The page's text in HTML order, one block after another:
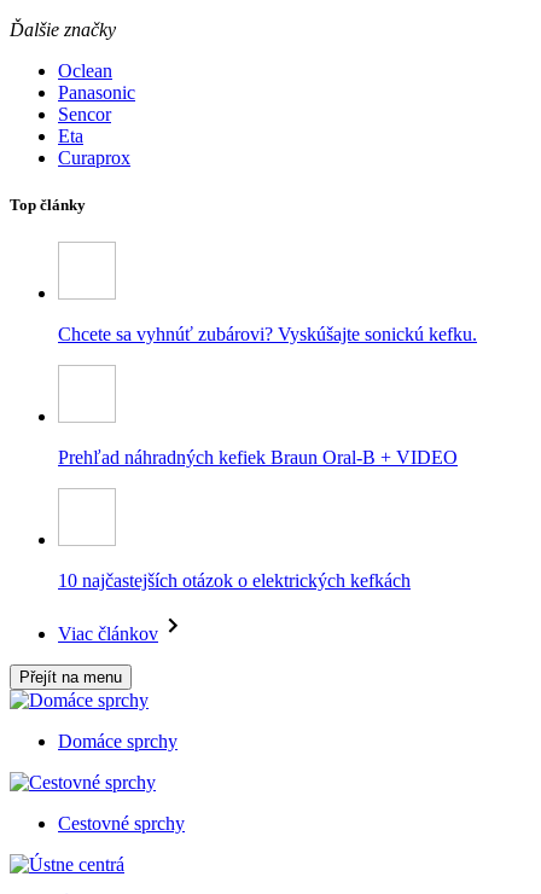
Ďalšie značky
Oclean
Panasonic
Sencor
Eta
Curaprox
Top články
Chcete sa vyhnúť zubárovi? Vyskúšajte sonickú kefku.
Prehľad náhradných kefiek Braun Oral-B + VIDEO
10 najčastejších otázok o elektrických kefkách
Viac článkov
Přejít na menu
Domáce sprchy
Cestovné sprchy